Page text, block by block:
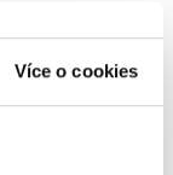
Více o cookies
Kč249 Kč